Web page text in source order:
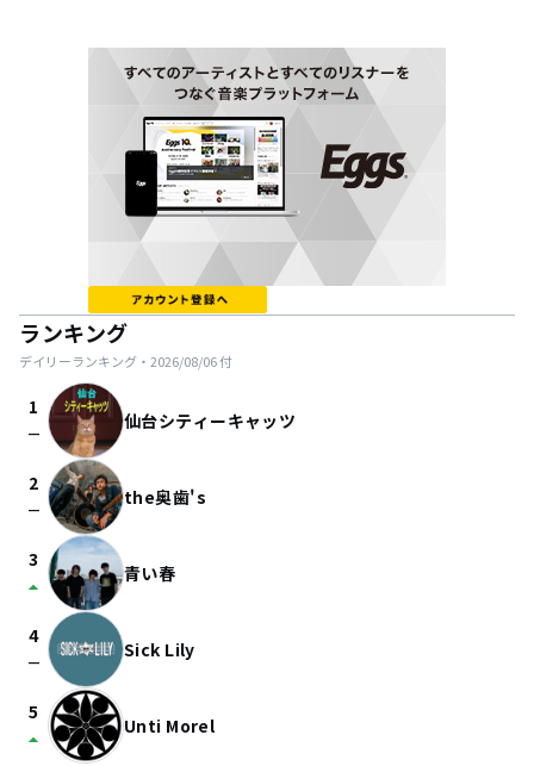
ランキング
デイリーランキング・ 2026/08/06付
1
check_indeterminate_small 仙台シティーキャッツ
2
check_indeterminate_small the奥歯's
3
arrow_drop_up 青い春
4
check_indeterminate_small Sick Lily
5
arrow_drop_up Unti Morel